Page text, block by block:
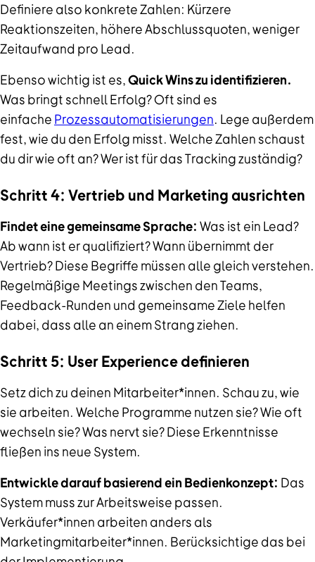
Definiere also konkrete Zahlen: Kürzere
Reaktionszeiten, höhere Abschlussquoten, weniger
Zeitaufwand pro Lead.
Ebenso wichtig ist es,Quick Wins zu identifizieren.
Was bringt schnell Erfolg? Oft sind es
einfache Prozessautomatisierungen. Lege außerdem
fest, wie du den Erfolg misst. Welche Zahlen schaust
du dir wie oft an? Wer ist für das Tracking zuständig?
Schritt 4: Vertrieb und Marketing ausrichten
Findet eine gemeinsame Sprache: Was ist ein Lead?
Ab wann ist er qualifiziert? Wann übernimmt der
Vertrieb? Diese Begriffe müssen alle gleich verstehen.
Regelmäßige Meetings zwischen den Teams,
Feedback-Runden und gemeinsame Ziele helfen
dabei, dass alle an einem Strang ziehen.
Schritt 5: User Experience definieren
Setz dich zu deinen Mitarbeiter*innen. Schau zu, wie
sie arbeiten. Welche Programme nutzen sie? Wie oft
wechseln sie? Was nervt sie? Diese Erkenntnisse
fließen ins neue System.
Entwickle darauf basierend ein Bedienkonzept: Das
System muss zur Arbeitsweise passen.
Verkäufer*innen arbeiten anders als
Marketingmitarbeiter*innen. Berücksichtige das bei